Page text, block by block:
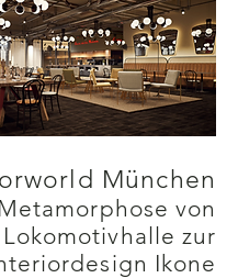
München
von
zur
Ikone